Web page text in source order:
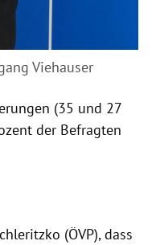
Viehauser
(35 und 27
der Befragten
(ÖVP), dass